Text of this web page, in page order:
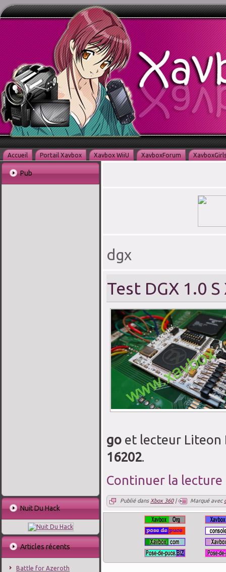
Accueil Portail Xavbox Xavbox WiiU XavboxForum XavboxGirls
Pub
Nuit Du Hack
Articles récents
Battle for Azeroth
dgx
Test DGX 1.0
go et lecteur Liteon
16202.
Continuer la lecture
Publié dans Xbox 360| Marqué avec